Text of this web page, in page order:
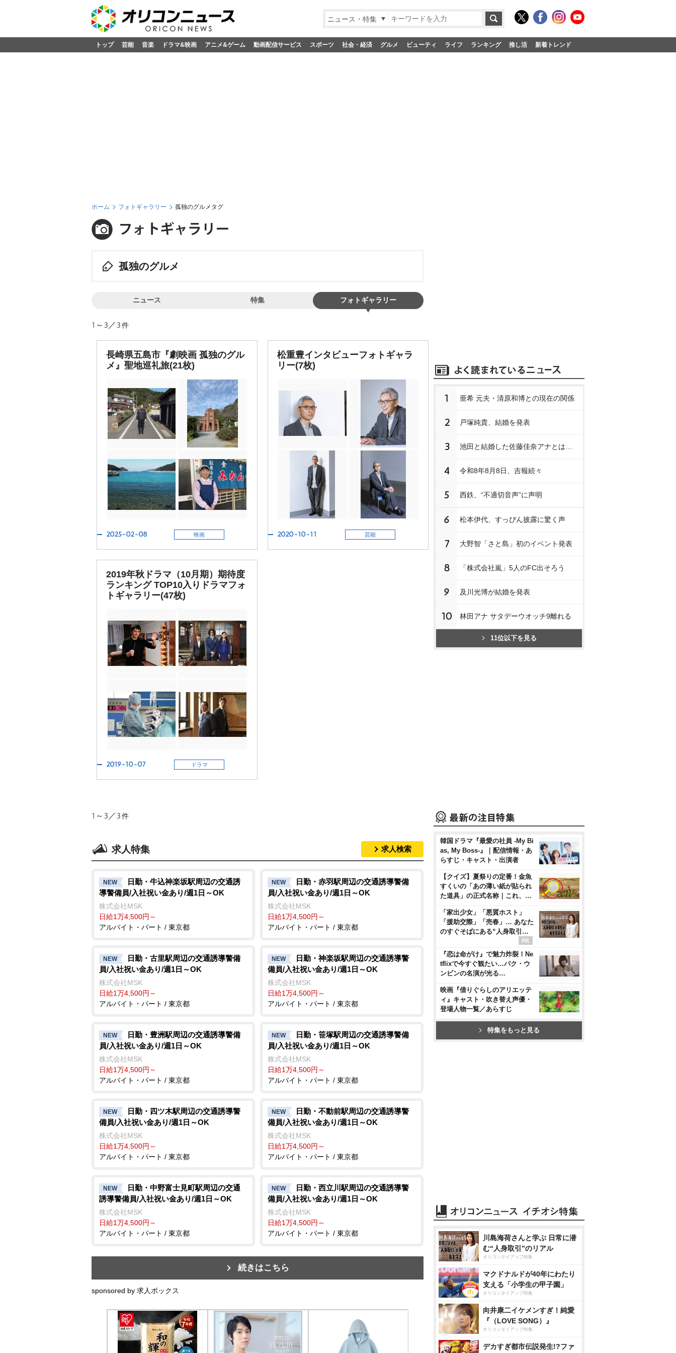
ニュース・特集
トップ 芸能 音楽 ドラマ&映画 アニメ&ゲーム 動画配信サービス スポーツ 社会・経済 グルメ ビューティ ライフ ランキング 推し活 新着トレンド
ホーム フォトギャラリー 孤独のグルメタグ
孤独のグルメ
ニュース 特集 フォトギャラリー
1～3／3件
長崎県五島市『劇映画 孤独のグル
メ』聖地巡礼旅(21枚)
2025-02-08 映画
松重豊インタビューフォトギャラ
リー(7枚)
2020-10-11 芸能
2019年秋ドラマ（10月期）期待度
ランキング TOP10入りドラマフォ
トギャラリー(47枚)
2019-10-07 ドラマ
1～3／3件
求人特集 求人検索
NEW
日勤・牛込神楽坂駅周辺の交通誘
導警備員/入社祝い金あり/週1日～OK
株式会社MSK
日給1万4,500円～
アルバイト・パート / 東京都
NEW
日勤・赤羽駅周辺の交通誘導警備
員/入社祝い金あり/週1日～OK
株式会社MSK
日給1万4,500円～
アルバイト・パート / 東京都
NEW
日勤・古里駅周辺の交通誘導警備
員/入社祝い金あり/週1日～OK
株式会社MSK
日給1万4,500円～
アルバイト・パート / 東京都
NEW
日勤・神楽坂駅周辺の交通誘導警
備員/入社祝い金あり/週1日～OK
株式会社MSK
日給1万4,500円～
アルバイト・パート / 東京都
NEW
日勤・豊洲駅周辺の交通誘導警備
員/入社祝い金あり/週1日～OK
株式会社MSK
日給1万4,500円～
アルバイト・パート / 東京都
NEW
日勤・笹塚駅周辺の交通誘導警備
員/入社祝い金あり/週1日～OK
株式会社MSK
日給1万4,500円～
アルバイト・パート / 東京都
NEW
日勤・四ツ木駅周辺の交通誘導警
備員/入社祝い金あり/週1日～OK
株式会社MSK
日給1万4,500円～
アルバイト・パート / 東京都
NEW
日勤・不動前駅周辺の交通誘導警
備員/入社祝い金あり/週1日～OK
株式会社MSK
日給1万4,500円～
アルバイト・パート / 東京都
NEW
日勤・中野富士見町駅周辺の交通
誘導警備員/入社祝い金あり/週1日～OK
株式会社MSK
日給1万4,500円～
アルバイト・パート / 東京都
NEW
日勤・西立川駅周辺の交通誘導警
備員/入社祝い金あり/週1日～OK
株式会社MSK
日給1万4,500円～
アルバイト・パート / 東京都
続きはこちら
sponsored by 求人ボックス
1 亜希 元夫・清原和博との現在の関係
2 戸塚純貴、結婚を発表
3 池田と結婚した佐藤佳奈アナとは…
4 令和8年8月8日、吉報続々
5 西鉄、“不適切音声”に声明
6 松本伊代、すっぴん披露に驚く声
7 大野智「さと島」初のイベント発表
8 「株式会社嵐」5人のFC出そろう
9 及川光博が結婚を発表
10 林田アナ サタデーウオッチ9離れる
11位以下を見る
韓国ドラマ『最愛の社員 -My Bi
as, My Boss-』｜配信情報・あ
らすじ・キャスト・出演者
【クイズ】夏祭りの定番！金魚
すくいの「あの薄い紙が貼られ
た道具」の正式名称｜これ、…
「家出少女」「悪質ホスト」
「援助交際」「売春」… あなた
のすぐそばにある“人身取引…
『恋は命がけ』で魅力炸裂！Ne
tflixで今すぐ観たい…パク・ウ
ンビンの名演が光る…
映画『借りぐらしのアリエッテ
ィ』キャスト・吹き替え声優・
登場人物一覧／あらすじ
特集をもっと見る
川島海荷さんと学ぶ 日常に潜
む“人身取引”のリアル
オリコンタイアップ特集
マクドナルドが40年にわたり
支える「小学生の甲子園」
オリコンタイアップ特集
向井康二イケメンすぎ！純愛
『（LOVE SONG）』
オリコンタイアップ特集
デカすぎ都市伝説発生!?ファ